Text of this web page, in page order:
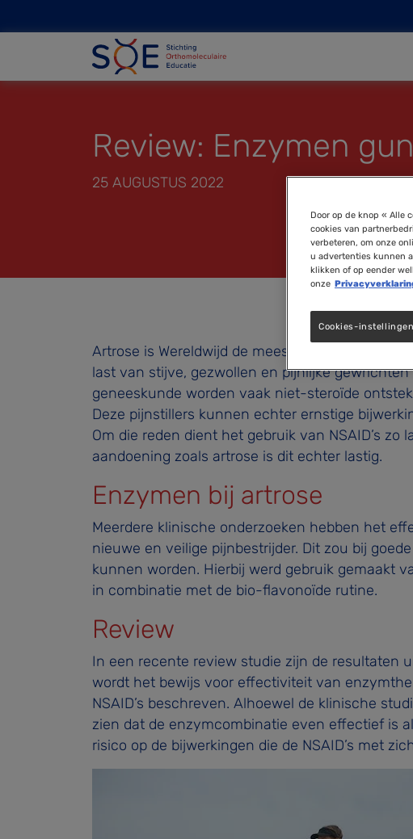
Review: Enzymen
25 AUGUSTUS 2022
Artrose is Wereldwijd de meest voorkomende
last van stijve, gezwollen en pijnlijke
geneeskunde worden vaak niet-steroïde
Deze pijnstillers kunnen echter ernstige
Om die reden dient het gebruik van NSAID’s
aandoening zoals artrose is dit echter lastig.
Enzymen bij artrose
Meerdere klinische onderzoeken hebben het
nieuwe en veilige pijnbestrijder. Dit zou bij
kunnen worden. Hierbij werd gebruik gemaakt
in combinatie met de bio-flavonoïde rutine.
Review
In een recente review studie zijn de resultaten
wordt het bewijs voor effectiviteit van
NSAID’s beschreven. Alhoewel de klinische
zien dat de enzymcombinatie even effectief is
risico op de bijwerkingen die de NSAID’s met
Door op de knop « Alle
cookies van
verbeteren, om onze
u advertenties kunnen
klikken of op eender
onze
Cookies-instellingen